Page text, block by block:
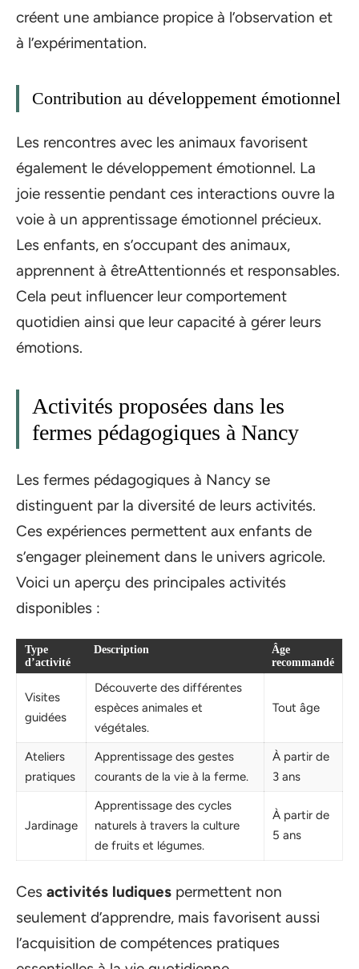
créent une ambiance propice à l’observation et
à l’expérimentation.
Contribution au développement émotionnel
Les rencontres avec les animaux favorisent
également le développement émotionnel. La
joie ressentie pendant ces interactions ouvre la
voie à un apprentissage émotionnel précieux.
Les enfants, en s’occupant des animaux,
apprennent à êtreAttentionnés et responsables.
Cela peut influencer leur comportement
quotidien ainsi que leur capacité à gérer leurs
émotions.
Activités proposées dans les
fermes pédagogiques à Nancy
Les fermes pédagogiques à Nancy se
distinguent par la diversité de leurs activités.
Ces expériences permettent aux enfants de
s’engager pleinement dans le univers agricole.
Voici un aperçu des principales activités
disponibles :
Type
d’activité
Description
Âge
recommandé
Visites
guidées
Découverte des différentes
espèces animales et
végétales.
Tout âge
Ateliers
pratiques
Apprentissage des gestes
courants de la vie à la ferme.
À partir de
3 ans
Jardinage
Apprentissage des cycles
naturels à travers la culture
de fruits et légumes.
À partir de
5 ans
Ces activités ludiques permettent non
seulement d’apprendre, mais favorisent aussi
l’acquisition de compétences pratiques